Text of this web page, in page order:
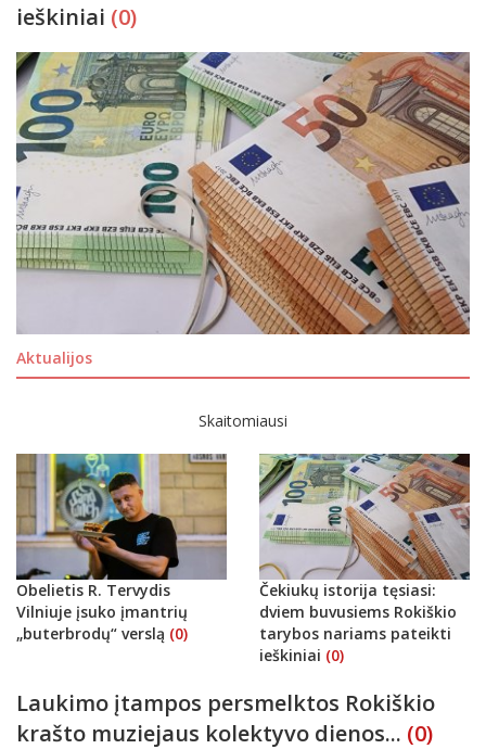
ieškiniai (0)
Aktualijos
Skaitomiausi
Obelietis R. Tervydis
Vilniuje įsuko įmantrių
„buterbrodų“ verslą (0)
Čekiukų istorija tęsiasi:
dviem buvusiems Rokiškio
tarybos nariams pateikti
ieškiniai (0)
Laukimo įtampos persmelktos Rokiškio
krašto muziejaus kolektyvo dienos... (0)